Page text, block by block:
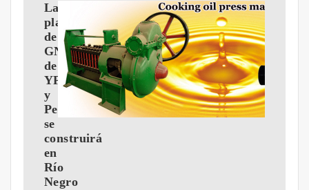
La
planta
de
GNL
de
YPF
y
Petronas
se
construirá
en
Río
Negro